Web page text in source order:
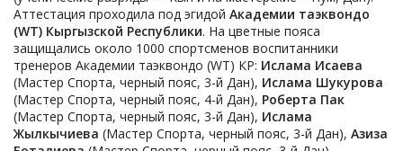
Аттестация проходила под эгидой Академии таэквондо
(WT) Кыргызской Республики. На цветные пояса
защищались около 1000 спортсменов воспитанники
тренеров Академии таэквондо (WT) КР: Ислама Исаева
(Мастер Спорта, черный пояс, 3-й Дан), Ислама Шукурова
(Мастер Спорта, черный пояс, 4-й Дан), Роберта Пак
(Мастер Спорта, черный пояс, 3-й Дан), Ислама
Жылкычиева (Мастер Спорта, черный пояс, 3-й Дан), Азиза